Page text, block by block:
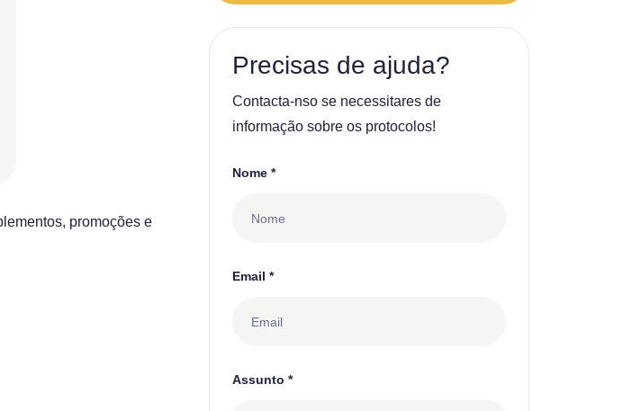
promoções e
Precisas de ajuda?
Contacta-nso se necessitares de
informação sobre os protocolos!
Nome *
Email *
Assunto *